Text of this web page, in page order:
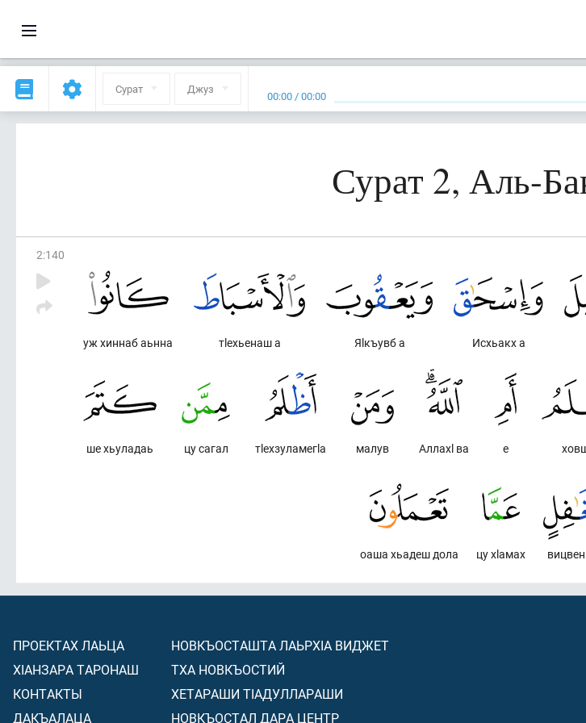
Сурат Джуз 00:00 /00:00
Сурат 2, Аль-
2:140
Исхьакх а
Яlкъувб а
тlехьенаш а
уж хиннаб аьнна
е
Аллахl ва
малув
тlехзуламегlа
цу сагал
ше хьуладаь
цу хlамах
оаша хьадеш дола
ПРОЕКТАХ ЛАЬЦА
ХIАНЗАРА ТАРОНАШ
КОНТАКТЫ
ДАКЪАЛАЦА
НОВКЪОСТАШТА ЛАЬРХIА ВИДЖЕТ
ТХА НОВКЪОСТИЙ
ХЕТАРАШИ ТIАДУЛЛАРАШИ
НОВКЪОСТАЛ ДАРА ЦЕНТР